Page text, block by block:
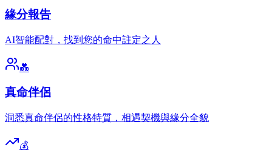
緣分報告
AI智能配對，找到您的命中註定之人
💑
真命伴侶
洞悉真命伴侶的性格特質，相遇契機與緣分全貌
💰